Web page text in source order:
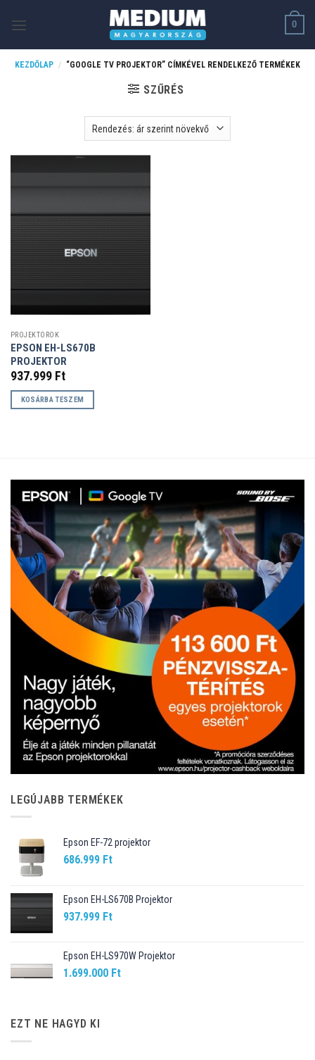
0
KEZDŐLAP / “GOOGLE TV PROJEKTOR” CÍMKÉVEL RENDELKEZŐ TERMÉKEK
SZŰRÉS
PROJEKTOROK
EPSON EH-LS670B
PROJEKTOR
937.999 Ft
KOSÁRBA TESZEM
LEGÚJABB TERMÉKEK
Epson EF-72 projektor
686.999 Ft
Epson EH-LS670B Projektor
937.999 Ft
Epson EH-LS970W Projektor
1.699.000 Ft
EZT NE HAGYD KI